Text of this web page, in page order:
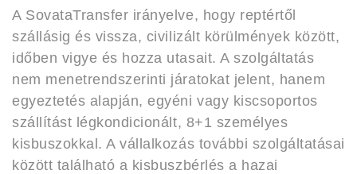
A SovataTransfer irányelve, hogy reptértől
szállásig és vissza, civilizált körülmények között,
időben vigye és hozza utasait. A szolgáltatás
nem menetrendszerinti járatokat jelent, hanem
egyeztetés alapján, egyéni vagy kiscsoportos
szállítást légkondicionált, 8+1 személyes
kisbuszokkal. A vállalkozás további szolgáltatásai
között található a kisbuszbérlés a hazai